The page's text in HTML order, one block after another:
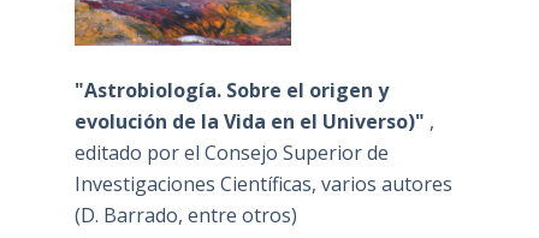
"Astrobiología. Sobre el origen y
evolución de la Vida en el Universo)" ,
editado por el Consejo Superior de
Investigaciones Científicas, varios autores
(D. Barrado, entre otros)